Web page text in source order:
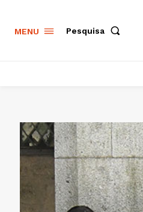
MENU Pesquisa